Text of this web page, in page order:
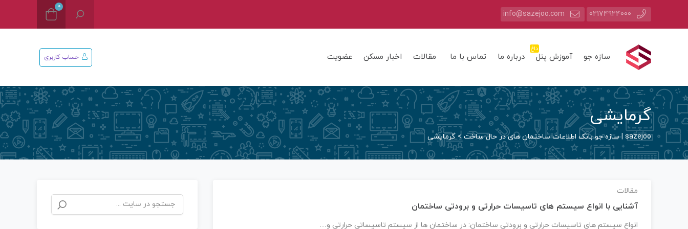
02174924000
info@sazejoo.com
0
سازه جو آموزش پنل
داغ
درباره ما تماس با ما مقالات اخبار مسکن عضویت حساب کاربری
گرمایشی
sazejoo | سازه جو بانک اطلاعات ساختمان های در حال ساخت >گرمایشی
مقالات
آشنایی با انواع سیستم های تاسیسات حرارتی و برودتی ساختمان
انواع سیستم های تاسیسات حرارتی و برودتی ساختمان: در ساختمان ها از سیستم تاسیساتی حرارتی و…